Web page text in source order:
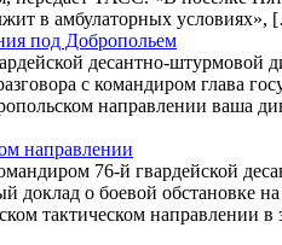
в амбулаторных
под Добропольем
десантно-штурмовой
с командиром глава
направлении ваша
направлении
76-й гвардейской
доклад о боевой
тактическом направлении